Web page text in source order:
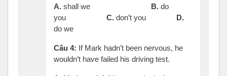
A. shall we B. do
you C. don’t you D.
do we
Câu 4: If Mark hadn’t been nervous, he
wouldn’t have failed his driving test.